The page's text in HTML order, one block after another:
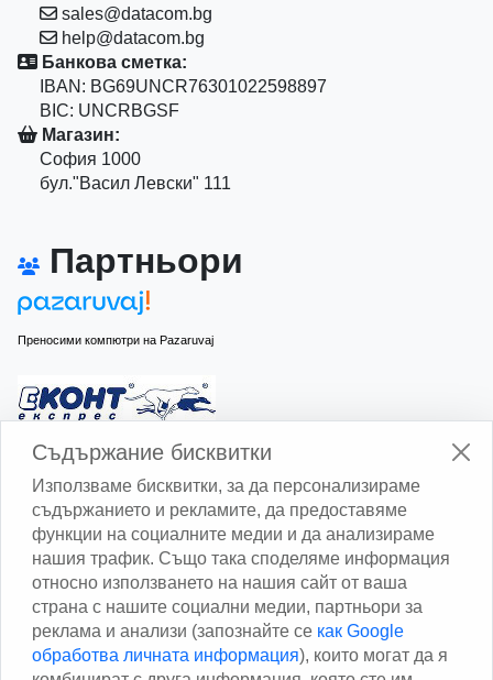
sales@datacom.bg
help@datacom.bg
Банкова сметка:
IBAN: BG69UNCR76301022598897
BIC: UNCRBGSF
Магазин:
София 1000
бул."Васил Левски" 111
Партньори
Преносими компютри на Pazaruvaj
Изчисли доставката с Еконт
Изчисли доставката със Спиди
Facebook
Съдържание бисквитки
Използваме бисквитки, за да персонализираме
съдържанието и рекламите, да предоставяме
функции на социалните медии и да анализираме
нашия трафик. Също така споделяме информация
относно използването на нашия сайт от ваша
страна с нашите социални медии, партньори за
реклама и анализи (запознайте се как Google
обработва личната информация), които могат да я